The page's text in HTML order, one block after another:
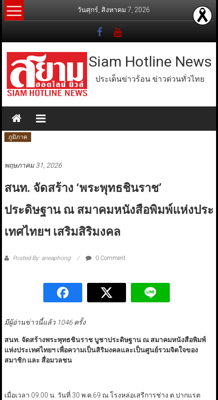
Skip
to
วันศุกร์, สิงหาคม 7, 2026
Siam Hotline News
ประเด็นข่าวร้อน ข่าวด่วนทั่วไทย
ภูมิภาค
พฤษภาคม 31, 2026
สนท. จัดสร้าง ‘พระพุทธชินราช’
ประดิษฐาน ณ สมาคมหนังสือพิมพ์แห่งประ
เทศไทยฯ เสริมสิริมงคล
Posted By: aneaphong 0 Comment
มีผู้อ่านข่าวนี้แล้ว 1046 ครั้ง
สนท. จัดสร้างพระพุทธชินราช บูชาประดิษฐาน ณ สมาคมหนังสือพิมพ์
แห่งประเทศไทยฯ เพื่อความเป็นสิริมงคลและเป็นศูนย์รวมจิตใจของ
สมาชิก และ สื่อมวลชน
เมื่อเวลา 09.00 น. วันที่ 30 พ.ค.69 ณ โรงหล่อเสรีการช่าง ต.ปากแรต